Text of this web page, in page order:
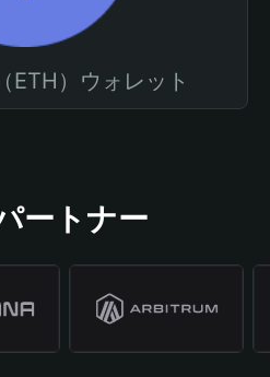
ETH）ウォレット
ートナー